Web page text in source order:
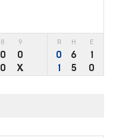
8 9 R H E
0 0 0 6 1
0 X 1 5 0